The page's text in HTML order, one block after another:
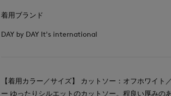
着用ブランド
DAY by DAY It's international
【着用カラー／サイズ】 カットソー：オフホワイ
ー ゆったりシルエットのカットソー。程良い厚みの